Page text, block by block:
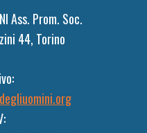
Ass. Prom. Soc.
44, Torino